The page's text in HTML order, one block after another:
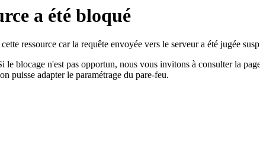
a été bloqué
ressource car la requête envoyée vers le serveur a été jugée
le blocage n'est pas opportun, nous vous invitons à consulter la
puisse adapter le paramétrage du pare-feu.